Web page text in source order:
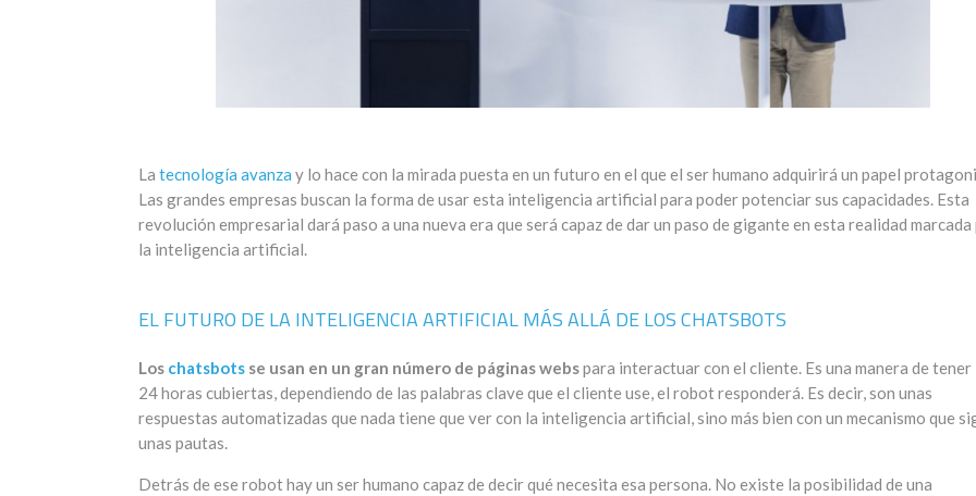
La tecnología avanza y lo hace con la mirada puesta en un futuro en el que el ser humano adquirirá un papel
Las grandes empresas buscan la forma de usar esta inteligencia artificial para poder potenciar sus capacidades. Esta
revolución empresarial dará paso a una nueva era que será capaz de dar un paso de gigante en esta realidad
la inteligencia artificial.
EL FUTURO DE LA INTELIGENCIA ARTIFICIAL MÁS ALLÁ DE LOS CHATSBOTS
Los chatsbots se usan en un gran número de páginas webspara interactuar con el cliente. Es una manera de tener
24 horas cubiertas, dependiendo de las palabras clave que el cliente use, el robot responderá. Es decir, son unas
respuestas automatizadas que nada tiene que ver con la inteligencia artificial, sino más bien con un mecanismo que
unas pautas.
Detrás de ese robot hay un ser humano capaz de decir qué necesita esa persona. No existe la posibilidad de una